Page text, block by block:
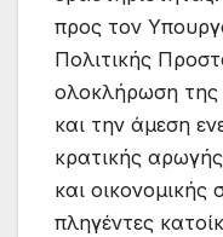
προς τον
Πολιτικής
ολοκλήρωση
και την άμεση
κρατικής
και οικονομικής
πληγέντες